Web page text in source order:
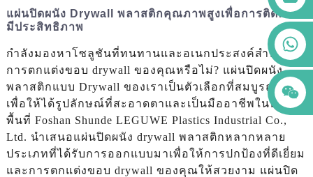
แผ่นปิดผนัง Drywall พลาสติกคุณภาพสูงเพื่อการติดตั้งที่
มีประสิทธิภาพ
กำลังมองหาโซลูชันที่ทนทานและอเนกประสงค์สำหรับ
การตกแต่งขอบ drywall ของคุณหรือไม่? แผ่นปิดผนัง
พลาสติกแบบ Drywall ของเราเป็นตัวเลือกที่สมบูรณ์แบบ
เพื่อให้ได้รูปลักษณ์ที่สะอาดตาและเป็นมืออาชีพในทุก
พื้นที่ Foshan Shunde LEGUWE Plastics Industrial Co.,
Ltd. นำเสนอแผ่นปิดผนัง drywall พลาสติกหลากหลาย
ประเภทที่ได้รับการออกแบบมาเพื่อให้การปกป้องที่ดีเยี่ยม
และการตกแต่งขอบ drywall ของคุณให้สวยงาม แผ่นปิด